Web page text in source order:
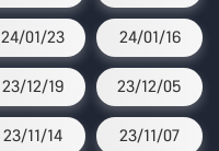
24/01/23 24/01/16
23/12/19 23/12/05
23/11/14 23/11/07